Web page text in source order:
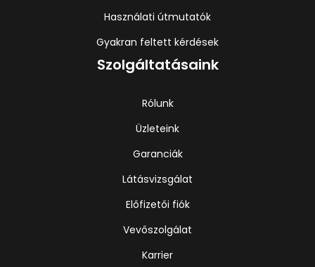
Használati útmutatók
Gyakran feltett kérdések
Szolgáltatásaink
Rólunk
Üzleteink
Garanciák
Látásvizsgálat
Előfizetői fiók
Vevőszolgálat
Karrier